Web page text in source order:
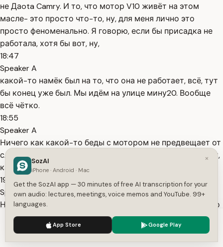
не Даota Camry. И то, что мотор V10 живёт на этом
масле- это просто что-то, ну, для меня лично это
просто феноменально. Я говорю, если бы присадка не
работала, хотя бы вот, ну,
18:47
Speaker A
какой-то намёк был на то, что она не работает, всё, тут
бы конец уже был. Мы идём на улице мину20. Вообще
всё чётко.
18:55
Speaker A
Ничего как какой-то беды с мотором не предвещает от
слова совсем. В целом меня абсолютно всё устраивает,
как машина ведётся.
19:20
Speaker A
Нам осталось 133 км до точки, куда мы едем. Это ровно
1 ча 6 минут. Идём двадцатку, пять оборотов. Пока всё
чётко. Температура в норме, давление в норме. Если бы
я был водителем грузовика и зимой увидел херачащую
We use cookies to enhance your experience.
×
SozAI
iPhone · Android · Mac
Get the SozAI app — 30 minutes of free AI transcription for your
own audio: lectures, meetings, voice memos and YouTube. 99+
languages.
App Store Google Play